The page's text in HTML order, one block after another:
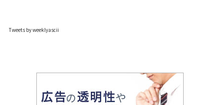
Tweets by weeklyascii